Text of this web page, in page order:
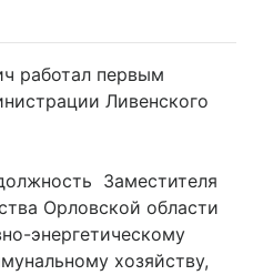
работал первым
Ливенского
Заместителя
Орловской области
энергетическому
хозяйству,